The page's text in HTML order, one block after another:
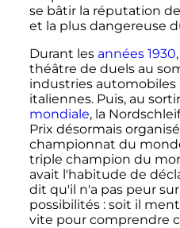
se bâtir la réputation
et la plus dangereuse
Durant les années 1930
théâtre de duels au
industries automobiles
italiennes. Puis, au
mondiale, la
Prix désormais
championnat du
triple champion du
avait l'habitude de
dit qu'il n'a pas peur
possibilités : soit il
vite pour comprendre